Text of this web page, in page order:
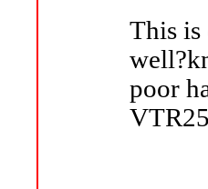
This is
poor